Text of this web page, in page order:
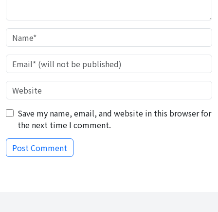
Save my name, email, and website in this browser for
the next time I comment.